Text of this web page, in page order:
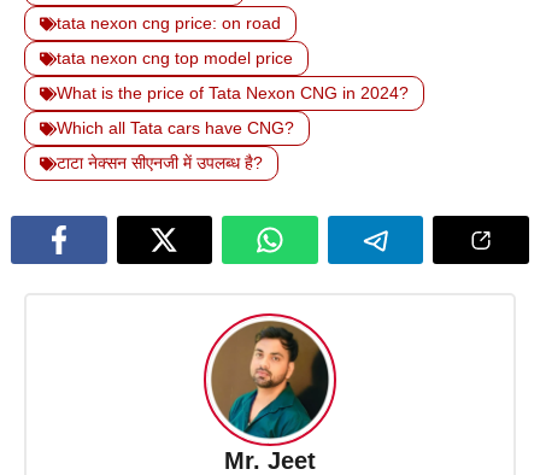
tata nexon cng price: on road
tata nexon cng top model price
What is the price of Tata Nexon CNG in 2024?
Which all Tata cars have CNG?
टाटा नेक्सन सीएनजी में उपलब्ध है?
Mr. Jeet